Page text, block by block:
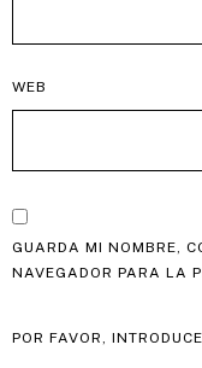
WEB
GUARDA MI NOMBRE,
NAVEGADOR PARA LA
POR FAVOR,